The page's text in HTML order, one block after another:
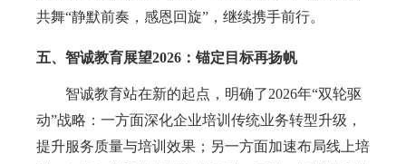
共舞“静默前奏，感恩回旋”，继续携手前行。
五、智诚教育展望2026：锚定目标再扬帆
智诚教育站在新的起点，明确了2026年“双轮驱
动”战略：一方面深化企业培训传统业务转型升级，
提升服务质量与培训 效果；另一方面加速布局线上培